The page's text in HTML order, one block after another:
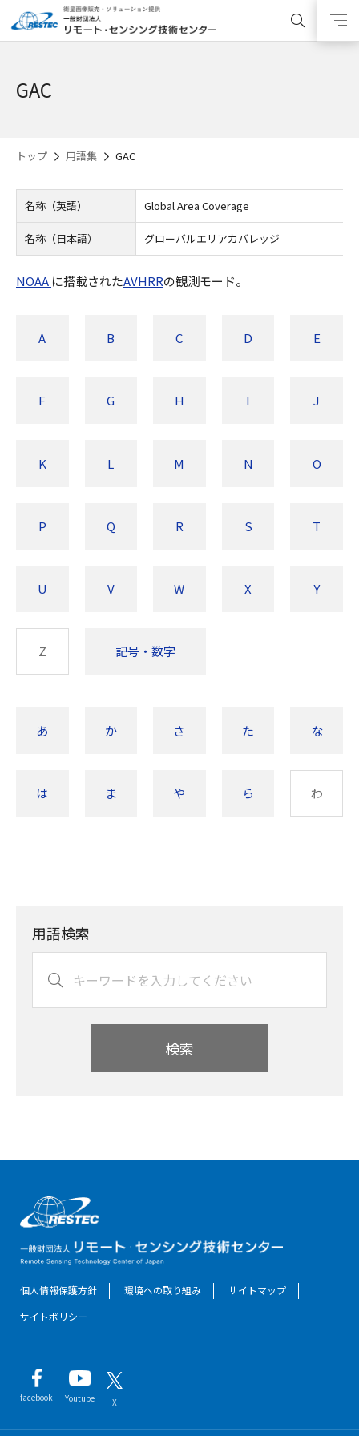
GAC
トップ 用語集 GAC
名称（英語） Global Area Coverage
名称（日本語） グローバルエリアカバレッジ
NOAA に搭載されたAVHRRの観測モード。
A B C D E
F G H I J
K L M N O
P Q R S T
U V W X Y
Z 記号・数字
あ か さ た な
は ま や ら わ
用語検索
検索
個人情報保護方針 環境への取り組み
サイトマップ
サイトポリシー
facebook Youtube X